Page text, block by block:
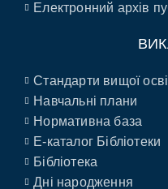
Електронний архів
Стандарти вищої
Навчальні плани
Нормативна база
E-каталог Бібліотеки
Бібліотека
Дні народження